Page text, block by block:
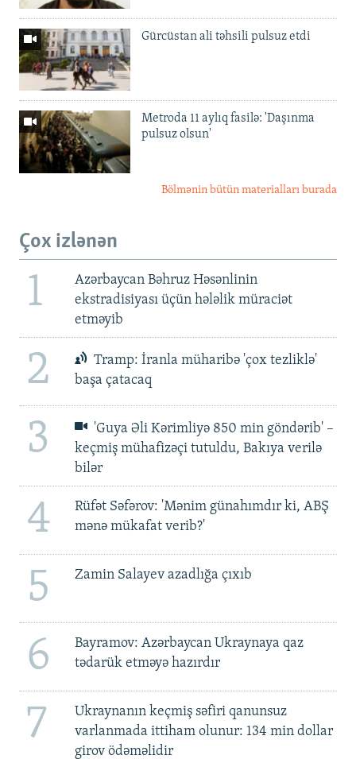
Gürcüstan ali təhsili pulsuz etdi
Metroda 11 aylıq fasilə: 'Daşınma
pulsuz olsun'
Bölmənin bütün materialları burada
Çox izlənən
1
Azərbaycan Bəhruz Həsənlinin
ekstradisiyası üçün hələlik müraciət
etməyib
2
Tramp: İranla müharibə 'çox tezliklə'
başa çatacaq
3
'Guya Əli Kərimliyə 850 min göndərib' –
keçmiş mühafizəçi tutuldu, Bakıya verilə
bilər
4
Rüfət Səfərov: 'Mənim günahımdır ki, ABŞ
mənə mükafat verib?'
5 Zamin Salayev azadlığa çıxıb
6
Bayramov: Azərbaycan Ukraynaya qaz
tədarük etməyə hazırdır
7
Ukraynanın keçmiş səfiri qanunsuz
varlanmada ittiham olunur: 134 min dollar
girov ödəməlidir